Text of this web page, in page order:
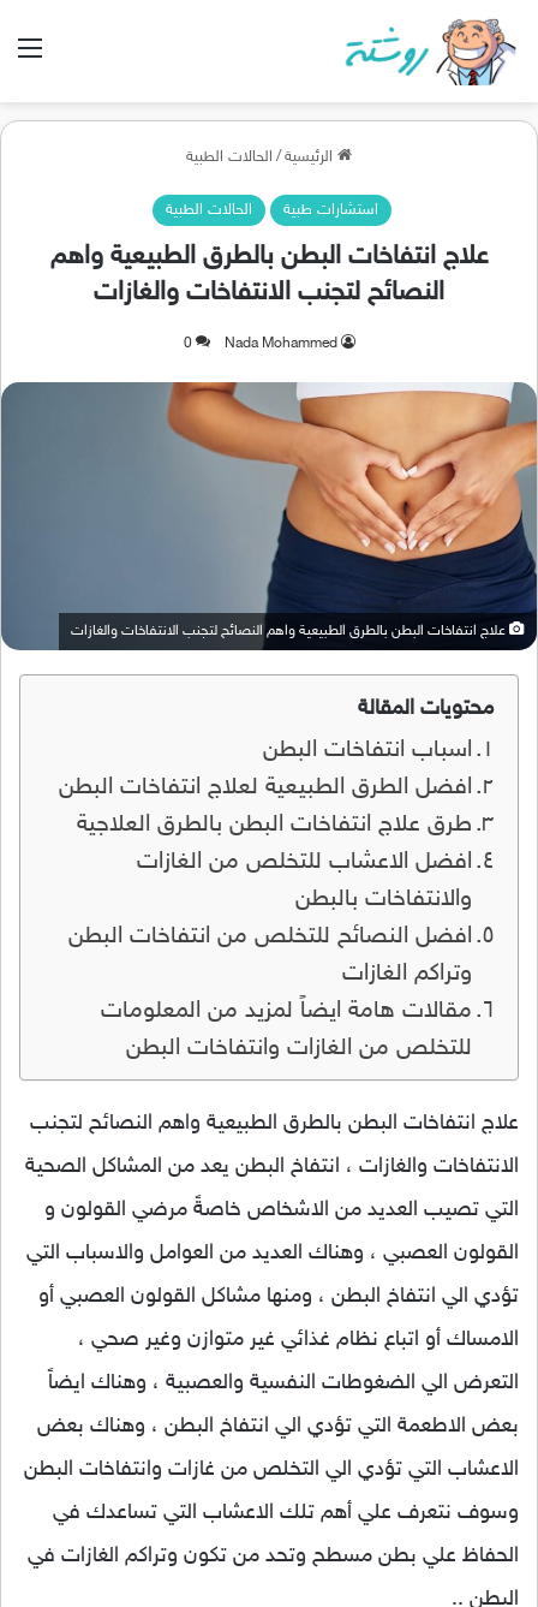
الرئيسية/ الحالات الطبية
استشارات طبية الحالات الطبية
علاج انتفاخات البطن بالطرق الطبيعية واهم
النصائح لتجنب الانتفاخات والغازات
Nada Mohammed
0
علاج انتفاخات البطن بالطرق الطبيعية واهم النصائح لتجنب الانتفاخات والغازات
محتويات المقالة
اسباب انتفاخات البطن
افضل الطرق الطبيعية لعلاج انتفاخات البطن
طرق علاج انتفاخات البطن بالطرق العلاجية
افضل الاعشاب للتخلص من الغازات
والانتفاخات بالبطن
افضل النصائح للتخلص من انتفاخات البطن
وتراكم الغازات
مقالات هامة ايضاً لمزيد من المعلومات
للتخلص من الغازات وانتفاخات البطن
علاج انتفاخات البطن بالطرق الطبيعية واهم النصائح لتجنب
الانتفاخات والغازات ، انتفاخ البطن يعد من المشاكل الصحية
التي تصيب العديد من الاشخاص خاصةً مرضي القولون و
القولون العصبي ، وهناك العديد من العوامل والاسباب التي
تؤدي الي انتفاخ البطن ، ومنها مشاكل القولون العصبي أو
الامساك أو اتباع نظام غذائي غير متوازن وغير صحي ،
التعرض الي الضغوطات النفسية والعصبية ، وهناك ايضاً
بعض الاطعمة التي تؤدي الي انتفاخ البطن ، وهناك بعض
الاعشاب التي تؤدي الي التخلص من غازات وانتفاخات البطن
وسوف نتعرف علي أهم تلك الاعشاب التي تساعدك في
الحفاظ علي بطن مسطح وتحد من تكون وتراكم الغازات في
البطن ..